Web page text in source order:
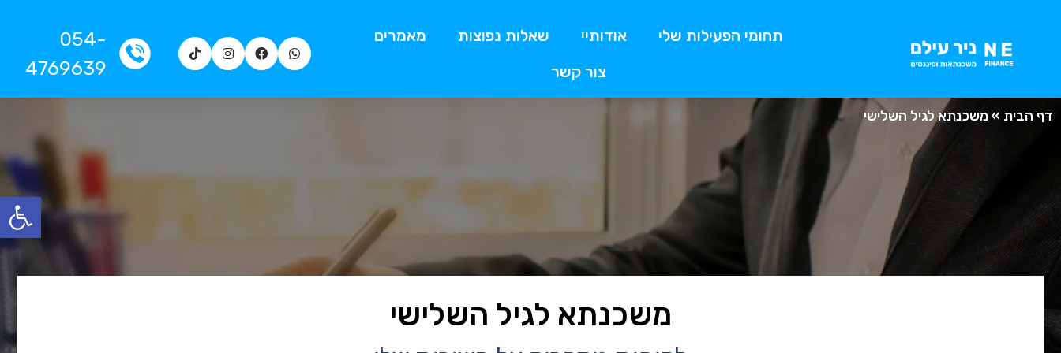
תחומי הפעילות שלי אודותיי שאלות נפוצות
מאמרים
צור קשר
054-
4769639
דף הבית »משכנתא לגיל השלישי
משכנתא לגיל השלישי